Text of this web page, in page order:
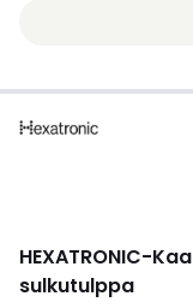
HEXATRONIC-
sulkutulppa